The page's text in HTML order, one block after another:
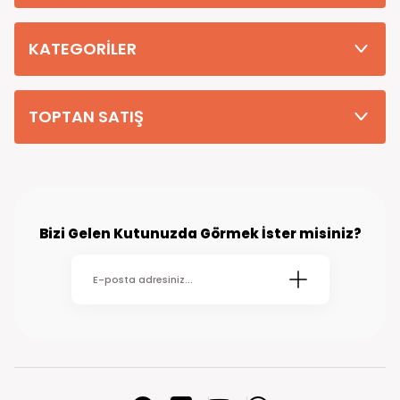
teslim edilmektedir. (kırsal köy kasaba gibi yerlere bu süre 7 güne
KATEGORİLER
TOPTAN SATIŞ
Bizi Gelen Kutunuzda Görmek İster misiniz?